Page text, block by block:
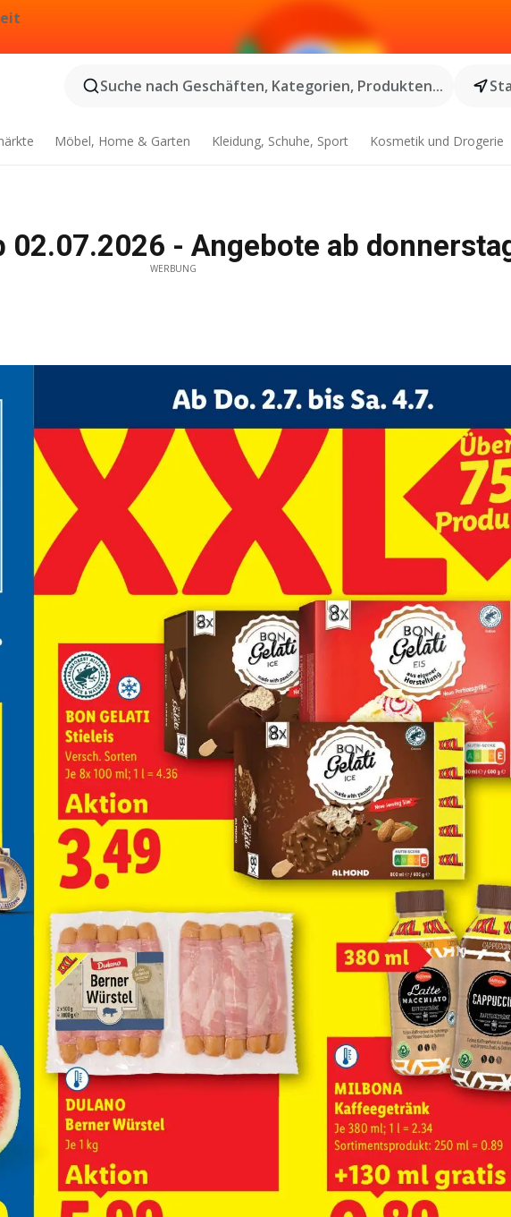
Suche nach Geschäften, Kategorien, Produkten...
Möbel, Home & Garten Kleidung, Schuhe, Sport Kosmetik und Drogerie
02.07.2026 - Angebote ab
WERBUNG